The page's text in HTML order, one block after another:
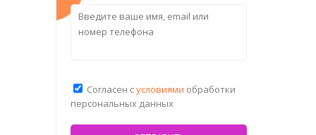
Согласен сусловиями обработки
персональных данных